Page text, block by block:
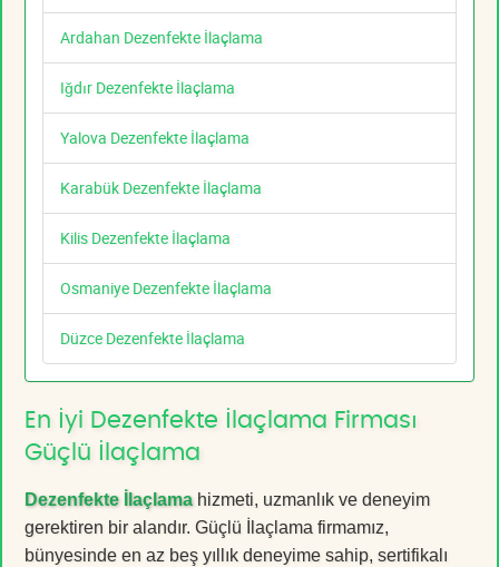
Ardahan Dezenfekte İlaçlama
Iğdır Dezenfekte İlaçlama
Yalova Dezenfekte İlaçlama
Karabük Dezenfekte İlaçlama
Kilis Dezenfekte İlaçlama
Osmaniye Dezenfekte İlaçlama
Düzce Dezenfekte İlaçlama
En İyi Dezenfekte İlaçlama Firması
Güçlü İlaçlama
Dezenfekte İlaçlamahizmeti, uzmanlık ve deneyim
gerektiren bir alandır. Güçlü İlaçlama firmamız,
bünyesinde en az beş yıllık deneyime sahip, sertifikalı